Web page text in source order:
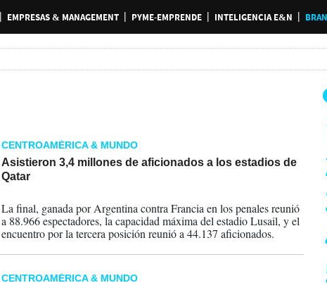
EMPRESAS & MANAGEMENT PYME-EMPRENDE INTELIGENCIA E&N
CENTROAMÉRICA & MUNDO
Asistieron 3,4 millones de aficionados a los estadios de
Qatar
La final, ganada por Argentina contra Francia en los penales reunió
a 88.966 espectadores, la capacidad máxima del estadio Lusail, y el
encuentro por la tercera posición reunió a 44.137 aficionados.
CENTROAMÉRICA & MUNDO